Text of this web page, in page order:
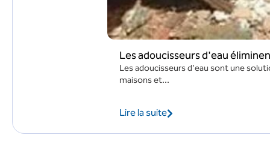
Les adoucisseurs d'eau
Les adoucisseurs d'eau sont une
maisons et...
Lire la suite